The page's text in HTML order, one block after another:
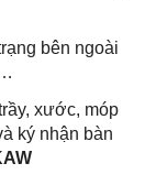
bên ngoài
xước, móp
ký nhận bàn